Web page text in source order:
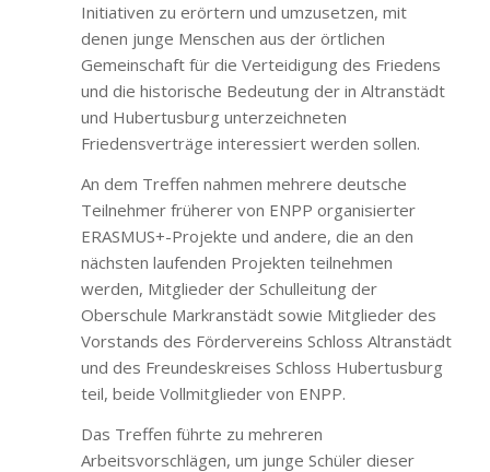
Initiativen zu erörtern und umzusetzen, mit
denen junge Menschen aus der örtlichen
Gemeinschaft für die Verteidigung des Friedens
und die historische Bedeutung der in Altranstädt
und Hubertusburg unterzeichneten
Friedensverträge interessiert werden sollen.
An dem Treffen nahmen mehrere deutsche
Teilnehmer früherer von ENPP organisierter
ERASMUS+-Projekte und andere, die an den
nächsten laufenden Projekten teilnehmen
werden, Mitglieder der Schulleitung der
Oberschule Markranstädt sowie Mitglieder des
Vorstands des Fördervereins Schloss Altranstädt
und des Freundeskreises Schloss Hubertusburg
teil, beide Vollmitglieder von ENPP.
Das Treffen führte zu mehreren
Arbeitsvorschlägen, um junge Schüler dieser